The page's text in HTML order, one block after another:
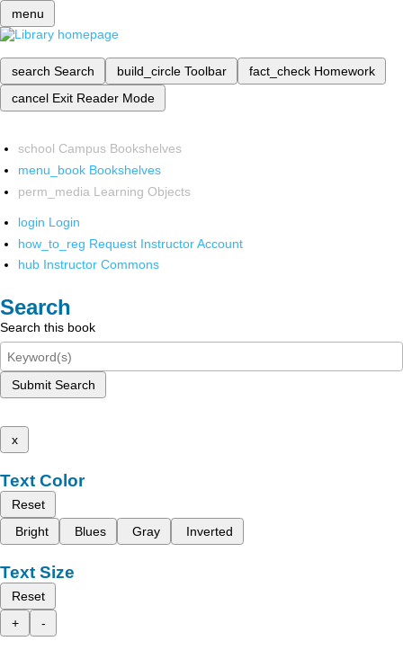
menu
search Search build_circle Toolbar fact_check Homework
cancel Exit Reader Mode
school Campus Bookshelves
menu_book Bookshelves
perm_media Learning Objects
login Login
how_to_reg Request Instructor Account
hub Instructor Commons
Search
Search this book
Submit Search
x
Text Color
Reset
Bright
Blues Gray Inverted
Text Size
Reset
+
-